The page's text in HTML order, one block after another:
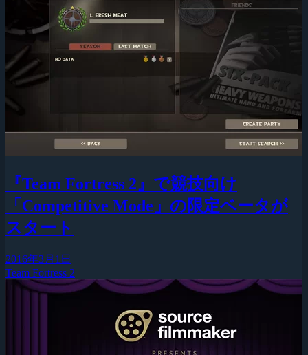
『Team Fortress 2』で競技向け
「Competitive Mode」の限定ベータが
スタート
2016年3月1日
Team Fortress 2